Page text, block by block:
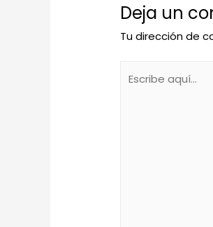
Deja un
Tu dirección de